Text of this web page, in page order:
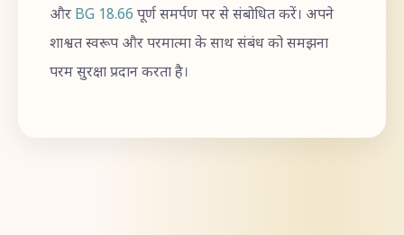
और BG 18.66 पूर्ण समर्पण पर से संबोधित करें। अपने
शाश्वत स्वरूप और परमात्मा के साथ संबंध को समझना
परम सुरक्षा प्रदान करता है।